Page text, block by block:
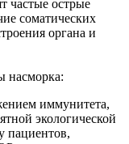
частые острые
соматических
органа и
насморка:
иммунитета,
экологической
пациентов,